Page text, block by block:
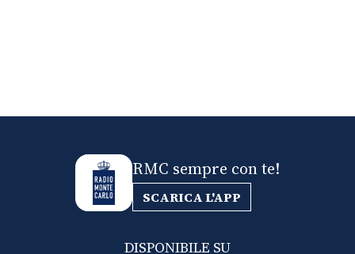
RMC sempre con te!
SCARICA L'APP
DISPONIBILE SU